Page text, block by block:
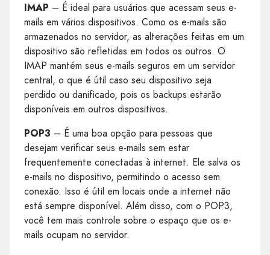
IMAP – É ideal para usuários que acessam seus e-
mails em vários dispositivos. Como os e-mails são
armazenados no servidor, as alterações feitas em um
dispositivo são refletidas em todos os outros. O
IMAP mantém seus e-mails seguros em um servidor
central, o que é útil caso seu dispositivo seja
perdido ou danificado, pois os backups estarão
disponíveis em outros dispositivos.
POP3 – É uma boa opção para pessoas que
desejam verificar seus e-mails sem estar
frequentemente conectadas à internet. Ele salva os
e-mails no dispositivo, permitindo o acesso sem
conexão. Isso é útil em locais onde a internet não
está sempre disponível. Além disso, com o POP3,
você tem mais controle sobre o espaço que os e-
mails ocupam no servidor.